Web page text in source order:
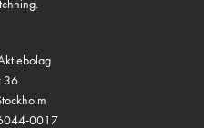
36
0017